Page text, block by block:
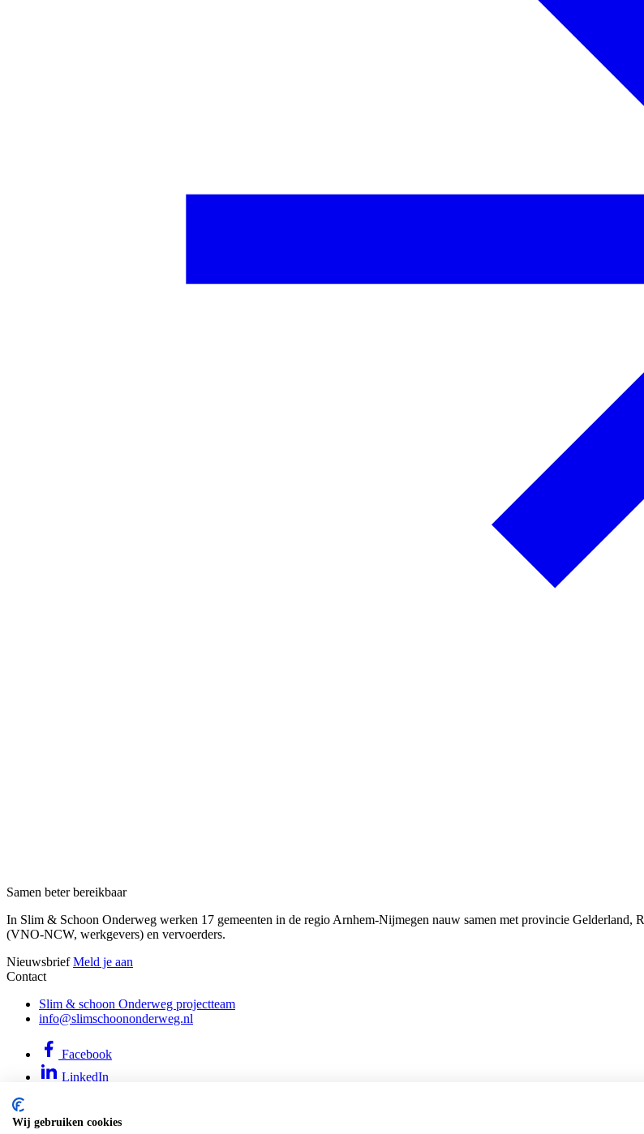
Samen beter bereikbaar
In Slim & Schoon Onderweg werken 17 gemeenten in de regio Arnhem-Nijmegen nauw samen met provincie Gelderland,
(VNO-NCW, werkgevers) en vervoerders.
Nieuwsbrief Meld je aan
Contact
Slim & schoon Onderweg projectteam
info@slimschoononderweg.nl
Facebook
LinkedIn
Cookie
Wij gebruiken cookies